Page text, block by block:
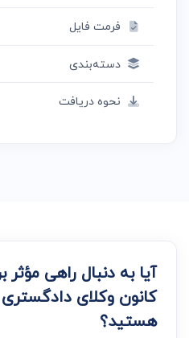
فرمت فایل
دسته‌بندی
نحوه دریافت
آیا به دنبال راهی مؤثر
کانون وکلای
هستید؟